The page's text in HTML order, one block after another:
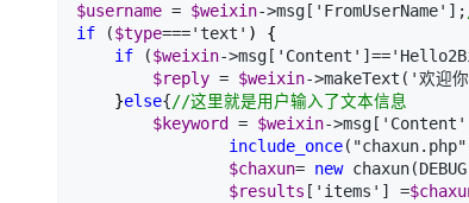
$username = $weixin->msg['FromUserName'];
if ($type==='text' ) {
if ($weixin-
$reply = $weixin->makeText('欢迎你
}else{//这里就是用户输入了文本信息
$keyword
= $weixin-
include_once
$chaxun= new
$results ['items'] =